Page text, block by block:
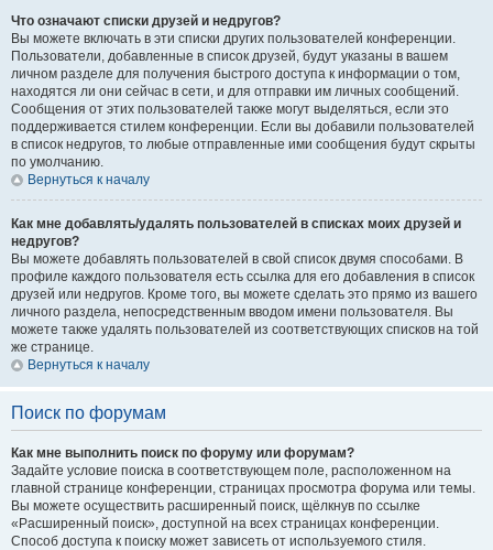
Что означают списки друзей и недругов?
Вы можете включать в эти списки других пользователей конференции.
Пользователи, добавленные в список друзей, будут указаны в вашем
личном разделе для получения быстрого доступа к информации о том,
находятся ли они сейчас в сети, и для отправки им личных сообщений.
Сообщения от этих пользователей также могут выделяться, если это
поддерживается стилем конференции. Если вы добавили пользователей
в список недругов, то любые отправленные ими сообщения будут скрыты
по умолчанию.
Вернуться к началу
Как мне добавлять/удалять пользователей в списках моих друзей и
недругов?
Вы можете добавлять пользователей в свой список двумя способами. В
профиле каждого пользователя есть ссылка для его добавления в список
друзей или недругов. Кроме того, вы можете сделать это прямо из вашего
личного раздела, непосредственным вводом имени пользователя. Вы
можете также удалять пользователей из соответствующих списков на той
же странице.
Вернуться к началу
Поиск по форумам
Как мне выполнить поиск по форуму или форумам?
Задайте условие поиска в соответствующем поле, расположенном на
главной странице конференции, страницах просмотра форума или темы.
Вы можете осуществить расширенный поиск, щёлкнув по ссылке
«Расширенный поиск», доступной на всех страницах конференции.
Способ доступа к поиску может зависеть от используемого стиля.